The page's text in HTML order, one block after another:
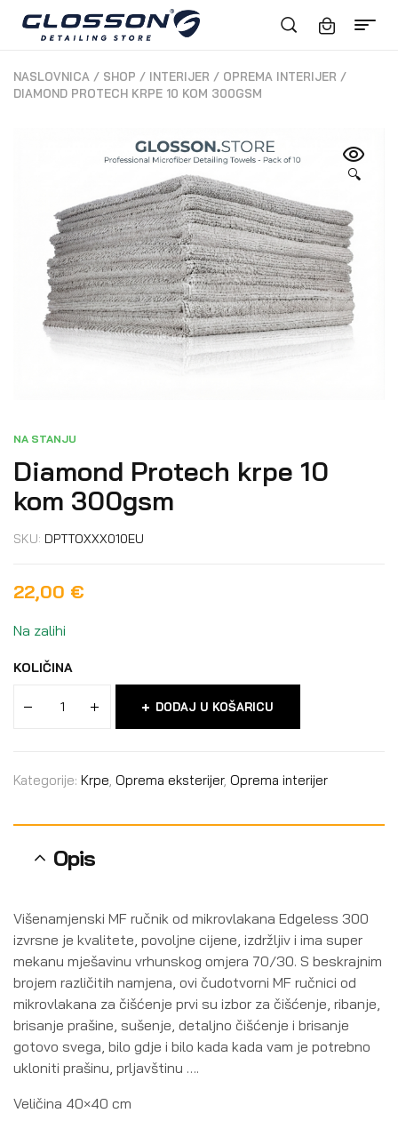
NASLOVNICA / SHOP / INTERIJER / OPREMA INTERIJER /
DIAMOND PROTECH KRPE 10 KOM 300GSM
🔍
NA STANJU
Diamond Protech krpe 10
kom 300gsm
SKU: DPTTOXXX010EU
22,00 €
Na zalihi
KOLIČINA
DODAJ U KOŠARICU
Kategorije: Krpe, Oprema eksterijer, Oprema interijer
Opis
Višenamjenski MF ručnik od mikrovlakana Edgeless 300
izvrsne je kvalitete, povoljne cijene, izdržljiv i ima super
mekanu mješavinu vrhunskog omjera 70/30. S beskrajnim
brojem različitih namjena, ovi čudotvorni MF ručnici od
mikrovlakana za čišćenje prvi su izbor za čišćenje, ribanje,
brisanje prašine, sušenje, detaljno čišćenje i brisanje
gotovo svega, bilo gdje i bilo kada kada vam je potrebno
ukloniti prašinu, prljavštinu ….
Veličina 40×40 cm